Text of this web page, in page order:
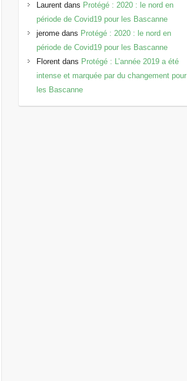
Laurentdans Protégé : 2020 : le nord en
période de Covid19 pour les Bascanne
jeromedans Protégé : 2020 : le nord en
période de Covid19 pour les Bascanne
Florentdans Protégé : L’année 2019 a été
intense et marquée par du changement pour
les Bascanne